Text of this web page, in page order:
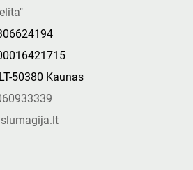
50380 Kaunas